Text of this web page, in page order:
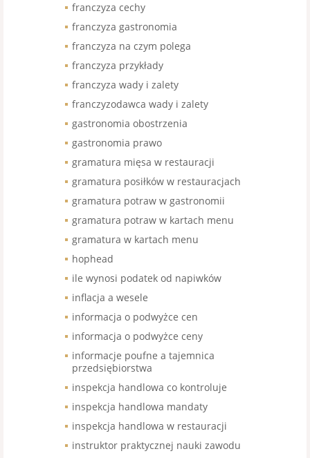
franczyza cechy
franczyza gastronomia
franczyza na czym polega
franczyza przykłady
franczyza wady i zalety
franczyzodawca wady i zalety
gastronomia obostrzenia
gastronomia prawo
gramatura mięsa w restauracji
gramatura posiłków w restauracjach
gramatura potraw w gastronomii
gramatura potraw w kartach menu
gramatura w kartach menu
hophead
ile wynosi podatek od napiwków
inflacja a wesele
informacja o podwyżce cen
informacja o podwyżce ceny
informacje poufne a tajemnica
przedsiębiorstwa
inspekcja handlowa co kontroluje
inspekcja handlowa mandaty
inspekcja handlowa w restauracji
instruktor praktycznej nauki zawodu